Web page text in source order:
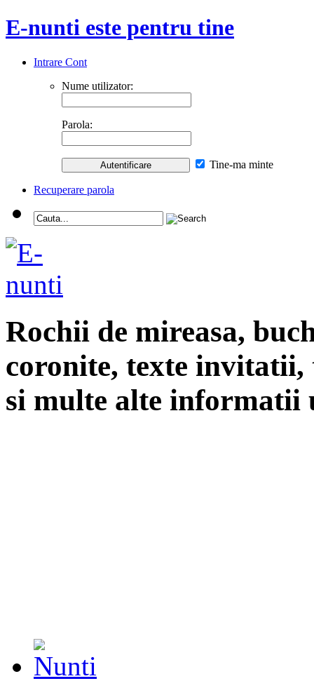
E-nunti este pentru tine
Intrare Cont
Nume utilizator:
Parola:
Tine-ma minte
Recuperare parola
Rochii de mireasa,
coronite, texte
si multe alte informatii